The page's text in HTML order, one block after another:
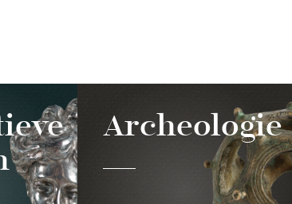
Archeologie